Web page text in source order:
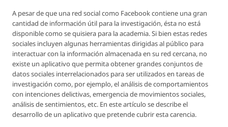
A pesar de que una red social como Facebook contiene una gran
cantidad de información útil para la investigación, ésta no está
disponible como se quisiera para la academia. Si bien estas redes
sociales incluyen algunas herramientas dirigidas al público para
interactuar con la información almacenada en su red cercana, no
existe un aplicativo que permita obtener grandes conjuntos de
datos sociales interrelacionados para ser utilizados en tareas de
investigación como, por ejemplo, el análisis de comportamientos
con intenciones delictivas, emergencia de movimientos sociales,
análisis de sentimientos, etc. En este artículo se describe el
desarrollo de un aplicativo que pretende cubrir esta carencia.